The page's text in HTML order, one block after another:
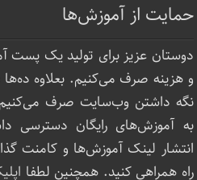
حمایت از آموزش‌ها
دوستان عزیز برای تولید یک
و هزینه صرف می‌کنیم. بعلاوه ده‌ها
نگه داشتن وب‌سایت صرف ‌می‌کنیم
به آموزش‌های رایگان دسترسی
انتشار لینک‌ آموزش‌ها و کامنت
راه همراهی کنید. همچنین لطفا